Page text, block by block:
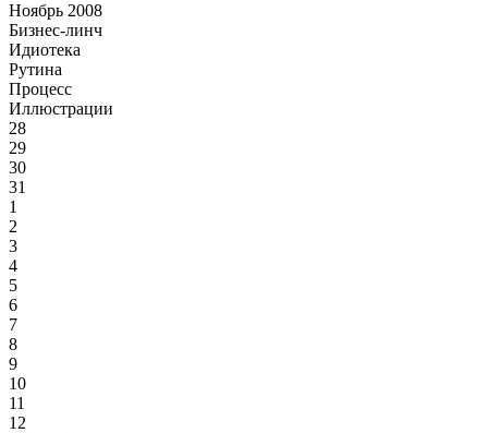
Ноябрь 2008
Бизнес-линч
Идиотека
Рутина
Процесс
Иллюстрации
28
29
30
31
1
2
3
4
5
6
7
8
9
10
11
12